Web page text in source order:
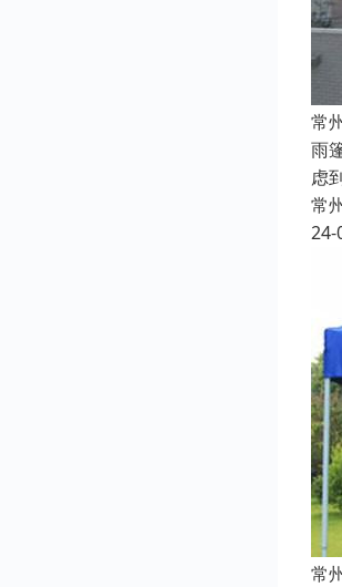
常
雨
虑
常
24-
常